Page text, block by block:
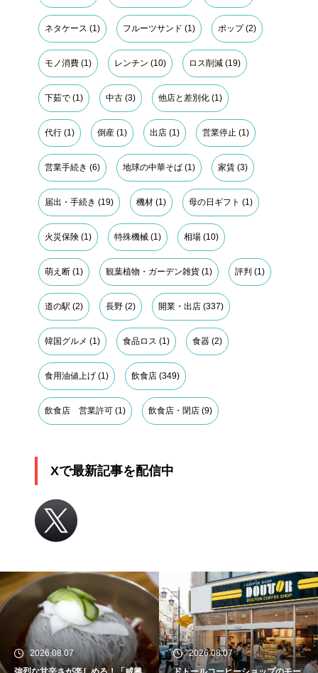
ネタケース (1) フルーツサンド (1) ポップ(2)
モノ消費 (1) レンチン (10) ロス削減 (19)
下茹で (1) 中古 (3) 他店と差別化 (1)
代行 (1) 倒産 (1) 出店 (1) 営業停止 (1)
営業手続き (6) 地球の中華そば (1) 家賃 (3)
届出・手続き (19) 機材 (1) 母の日ギフト (1)
火災保険 (1) 特殊機械 (1) 相場 (10)
萌え断 (1) 観葉植物・ガーデン雑貨 (1) 評判 (1)
道の駅 (2) 長野 (2) 開業・出店 (337)
韓国グルメ (1) 食品ロス (1) 食器 (2)
食用油値上げ (1) 飲食店 (349)
飲食店 営業許可 (1) 飲食店・閉店 (9)
Xで最新記事を配信中
2026.08.07
2026.08.07